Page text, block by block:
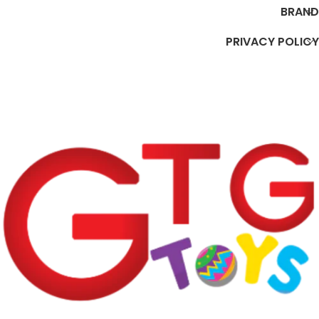
BRAND
PRIVACY POLICY